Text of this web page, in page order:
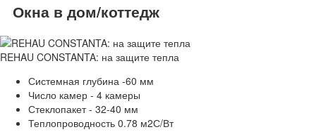
Окна в дом/коттедж
REHAU CONSTANTA: на защите тепла
Системная глубина -60 мм
Число камер - 4 камеры
Стеклопакет - 32-40 мм
Теплопроводность 0.78 м2С/Вт